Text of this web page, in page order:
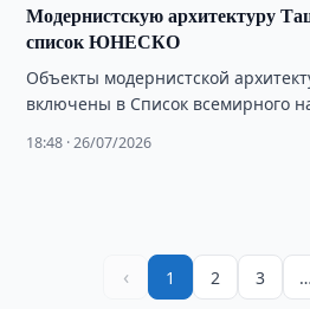
Модернистскую архитектуру
список ЮНЕСКО
Объекты модернистской
включены в Список всемирного
18:48 · 26/07/2026
‹ 1 2 3 …